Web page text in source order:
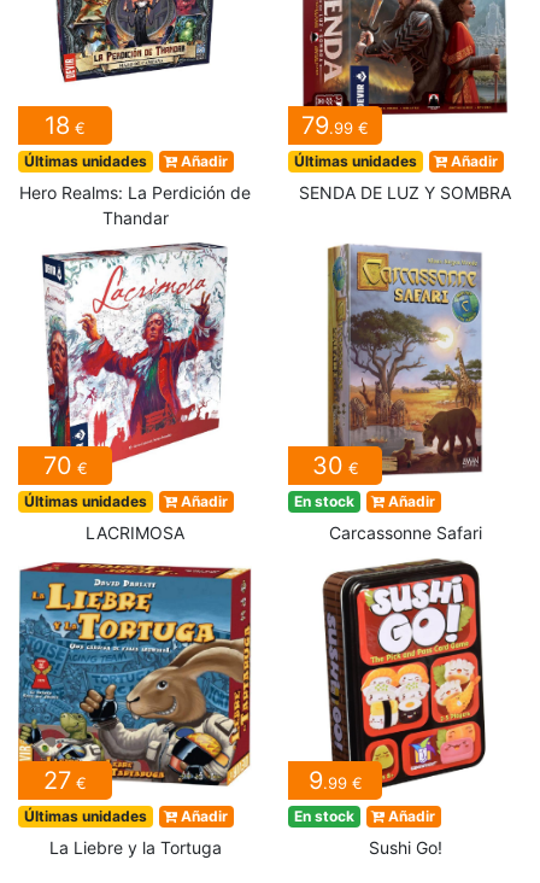
18 €
Últimas unidades Añadir
Hero Realms: La Perdición de
Thandar
79.99 €
Últimas unidades Añadir
SENDA DE LUZ Y SOMBRA
70 €
Últimas unidades Añadir
LACRIMOSA
30 €
En stock Añadir
Carcassonne Safari
27 €
Últimas unidades Añadir
La Liebre y la Tortuga
9.99 €
En stock Añadir
Sushi Go!